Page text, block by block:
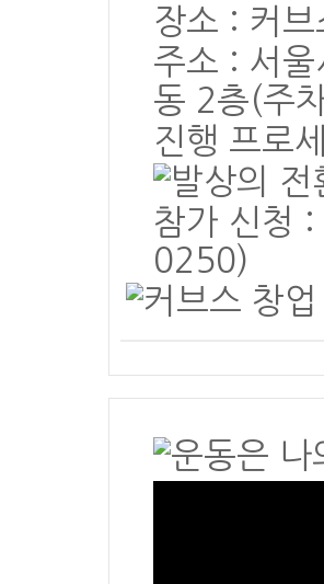
장소 : 커
주소 : 서
동 2층(주
진행 프로
참가 신청
0250)